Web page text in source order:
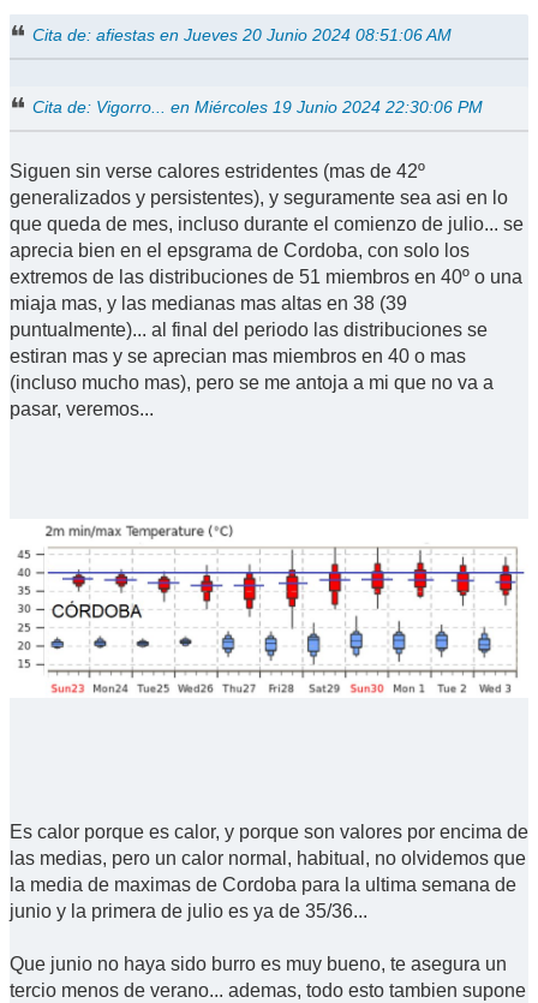
Cita de: afiestas en Jueves 20 Junio 2024 08:51:06 AM
Cita de: Vigorro... en Miércoles 19 Junio 2024 22:30:06 PM
Siguen sin verse calores estridentes (mas de 42º
generalizados y persistentes), y seguramente sea asi en lo
que queda de mes, incluso durante el comienzo de julio... se
aprecia bien en el epsgrama de Cordoba, con solo los
extremos de las distribuciones de 51 miembros en 40º o una
miaja mas, y las medianas mas altas en 38 (39
puntualmente)... al final del periodo las distribuciones se
estiran mas y se aprecian mas miembros en 40 o mas
(incluso mucho mas), pero se me antoja a mi que no va a
pasar, veremos...
Es calor porque es calor, y porque son valores por encima de
las medias, pero un calor normal, habitual, no olvidemos que
la media de maximas de Cordoba para la ultima semana de
junio y la primera de julio es ya de 35/36...
Que junio no haya sido burro es muy bueno, te asegura un
tercio menos de verano... ademas, todo esto tambien supone